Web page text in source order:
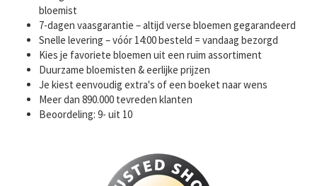
bloemist
7-dagen vaasgarantie – altijd verse bloemen gegarandeerd
Snelle levering – vóór 14:00 besteld = vandaag bezorgd
Kies je favoriete bloemen uit een ruim assortiment
Duurzame bloemisten & eerlijke prijzen
Je kiest eenvoudig extra's of een boeket naar wens
Meer dan 890.000 tevreden klanten
Beoordeling: 9- uit 10